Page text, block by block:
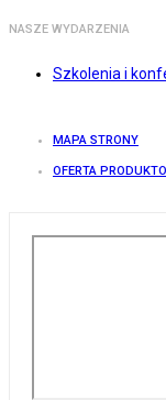
NASZE WYDARZENIA
Szkolenia i
MAPA STRONY
OFERTA